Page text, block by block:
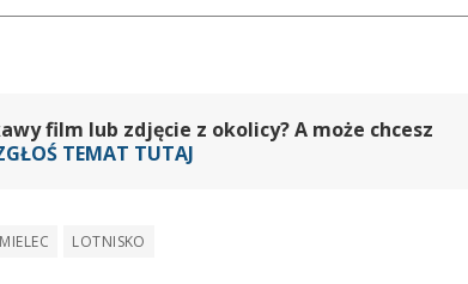
film lub zdjęcie z okolicy? A może chcesz
TEMAT TUTAJ
MIELEC LOTNISKO